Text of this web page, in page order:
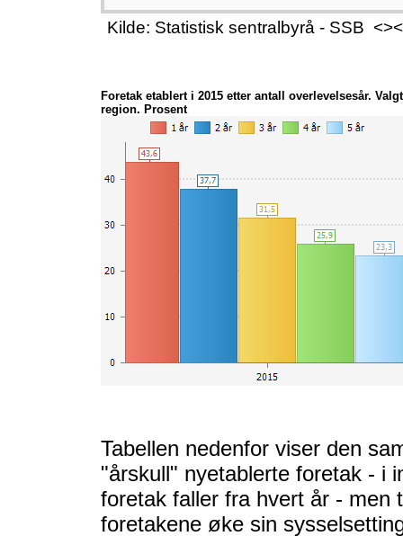
Kilde: Statistisk sentralbyrå - SSB
Foretak etablert i 2015 etter antall overlevelsesår. Valgt
region. Prosent
Tabellen nedenfor viser den
"årskull" nyetablerte foretak - i
foretak faller fra hvert år - men
foretakene øke sin